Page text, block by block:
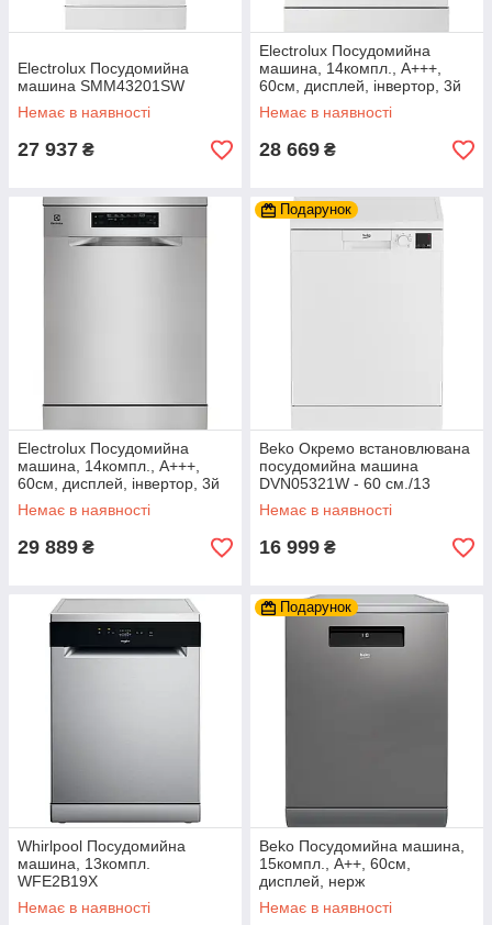
Electrolux Посудомийна
машина SMM43201SW
Немає в наявності
27 937 ₴
Electrolux Посудомийна
машина, 14компл., A+++,
60см, дисплей, інвертор, 3й
кошик, білий
Немає в наявності
28 669 ₴
Electrolux Посудомийна
машина, 14компл., A+++,
60см, дисплей, інвертор, 3й
кошик, нерж
Немає в наявності
29 889 ₴
Подарунок
Beko Окремо встановлювана
посудомийна машина
DVN05321W - 60 см./13
компл./5 програм/А++/білий
Немає в наявності
16 999 ₴
Whirlpool Посудомийна
машина, 13компл.
WFE2B19X
Немає в наявності
Подарунок
Beko Посудомийна машина,
15компл., A++, 60см,
дисплей, нерж
Немає в наявності